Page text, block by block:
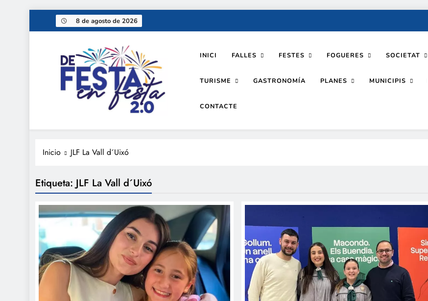
8 de agosto de 2026
De festa en festa 2.0
INICI FALLES FESTES FOGUERES SOCIETAT
TURISME GASTRONOMÍA PLANES MUNICIPIS
CONTACTE
Inicio JLF La Vall d´Uixó
Etiqueta: JLF La Vall d´Uixó